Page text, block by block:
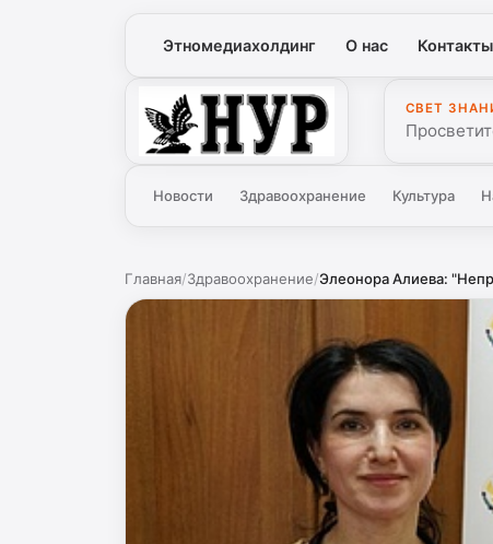
Этномедиахолдинг О нас Контакты
Нур
СВЕТ
Новости Здравоохранение Культура
Главная/Здравоохранение/Элеонора Алиева: